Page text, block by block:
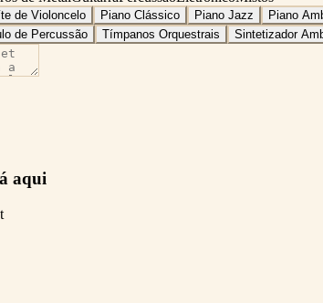
de Violoncelo Piano Clássico Piano Jazz Piano
de Percussão Tímpanos Orquestrais Sintetizador
aqui